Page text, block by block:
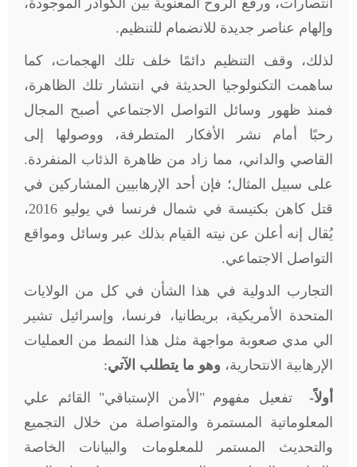
انتصارات، ورفع الروح المعنوية بين الكوادر الموجودة،
وإلهام عناصر جديدة للانضمام للتنظيم.
لذلك، وقف التنظيم دائمًا خلف تلك الهجمات، كما
ساهمت التكنولوجيا الحديثة في انتشار تلك الظاهرة،
فمنذ ظهور وسائل التواصل الاجتماعي أصبح المجال
رحبًا أمام نشر الأفكار المتطرفة، ووصولها إلى
القاصي والداني، مما زاد من ظاهرة الذئاب المنفردة.
على سبيل المثال؛ فإن أحد الإرهابيين المشاركين في
قتل كاهن بكنيسة في شمال فرنسا في يوليو 2016،
يُقال إنه أعلن عن نيته القيام بذلك عبر وسائل ومواقع
التواصل الاجتماعي.
التجارب الدولية في هذا الشأن في كل من الولايات
المتحدة الأمريكية، بريطانيا، فرنسا، وإسرائيل تشير
الي مدي صعوبة مواجهة مثل هذا النمط من العمليات
الإرهابية الانتحارية، وهو ما يتطلب الآتي:
أولاً-
تفعيل مفهوم "الأمن الإستباقي" القائم علي
المعلوماتية المستمرة والمتواصلة من خلال التجميع
والتحديث المستمر للمعلومات والبيانات الخاصة